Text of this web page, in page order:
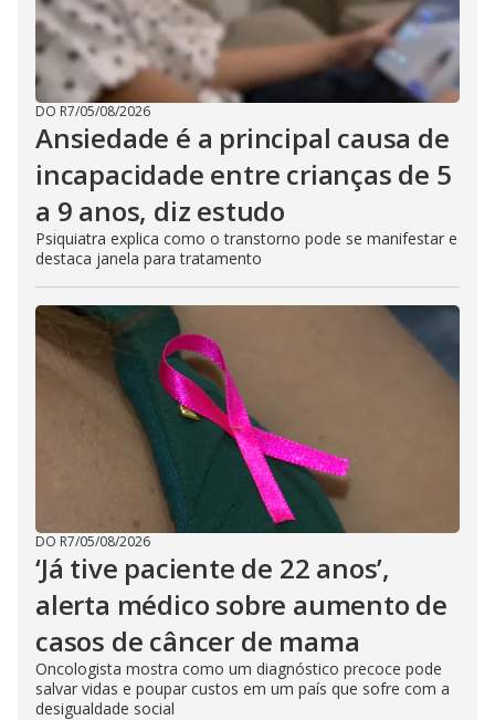
DO R7/05/08/2026
Ansiedade é a principal causa de
incapacidade entre crianças de 5
a 9 anos, diz estudo
Psiquiatra explica como o transtorno pode se manifestar e
destaca janela para tratamento
DO R7/05/08/2026
‘Já tive paciente de 22 anos’,
alerta médico sobre aumento de
casos de câncer de mama
Oncologista mostra como um diagnóstico precoce pode
salvar vidas e poupar custos em um país que sofre com a
desigualdade social